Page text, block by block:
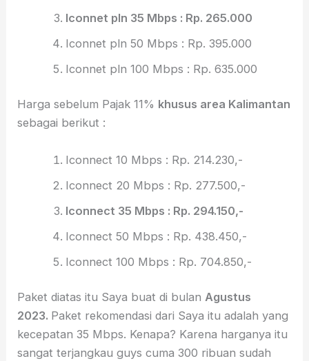
Iconnet pln 35 Mbps : Rp. 265.000
Iconnet pln 50 Mbps : Rp. 395.000
Iconnet pln 100 Mbps : Rp. 635.000
Harga sebelum Pajak 11% khusus area Kalimantan
sebagai berikut :
Iconnect 10 Mbps : Rp. 214.230,-
Iconnect 20 Mbps : Rp. 277.500,-
Iconnect 35 Mbps : Rp. 294.150,-
Iconnect 50 Mbps : Rp. 438.450,-
Iconnect 100 Mbps : Rp. 704.850,-
Paket diatas itu Saya buat di bulanAgustus
2023. Paket rekomendasi dari Saya itu adalah yang
kecepatan 35 Mbps. Kenapa? Karena harganya itu
sangat terjangkau guys cuma 300 ribuan sudah